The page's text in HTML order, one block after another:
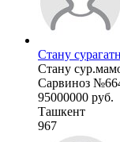
Стану
Стану
Сарвиноз
95000000 руб.
Ташкент
967